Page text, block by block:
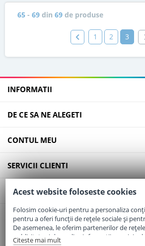
65 - 69 din 69 de produse
1 2 3
INFORMATII
DE CE SA NE ALEGETI
CONTUL MEU
SERVICII CLIENTI
CONTACT
Email:office@elaptepraf.ro
Telefon:0745-964-449
Acest website foloseste cookies
Folosim cookie-uri pentru a personaliza
pentru a oferi funcții de rețele sociale și
De asemenea, le oferim partenerilor de
publicitate și de analize informații cu privire
Citeste mai mult